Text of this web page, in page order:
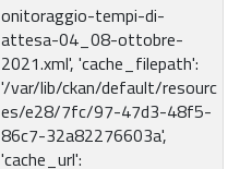
onitoraggio-tempi-di-
attesa-04_08-ottobre-
2021.xml', 'cache_filepath':
'/var/lib/ckan/default/resourc
es/e28/7fc/97-47d3-48f5-
86c7-32a82276603a',
'cache_url':